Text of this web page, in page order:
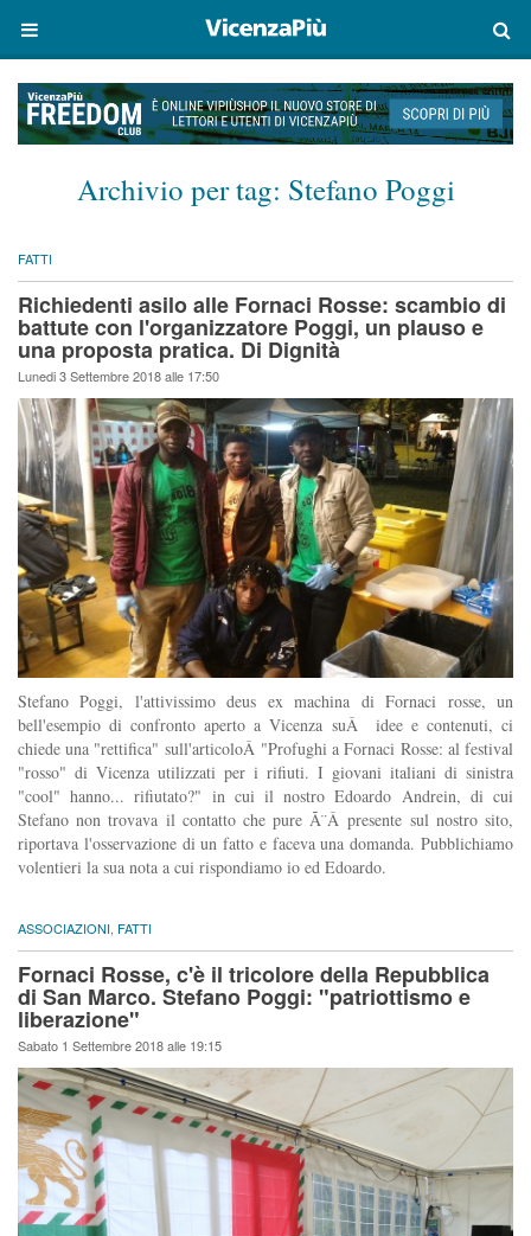
Archivio per tag: Stefano Poggi
FATTI
Richiedenti asilo alle Fornaci Rosse: scambio di
battute con l'organizzatore Poggi, un plauso e
una proposta pratica. Di Dignità
Lunedi 3 Settembre 2018 alle 17:50
Stefano Poggi, l'attivissimo deus ex machina di Fornaci rosse, un
bell'esempio di confronto aperto a Vicenza suÂ idee e contenuti, ci
chiede una "rettifica" sull'articoloÂ "Profughi a Fornaci Rosse: al festival
"rosso" di Vicenza utilizzati per i rifiuti. I giovani italiani di sinistra
"cool" hanno... rifiutato?" in cui il nostro Edoardo Andrein, di cui
Stefano non trovava il contatto che pure Ã¨Â presente sul nostro sito,
riportava l'osservazione di un fatto e faceva una domanda. Pubblichiamo
volentieri la sua nota a cui rispondiamo io ed Edoardo.
ASSOCIAZIONI FATTI
Fornaci Rosse, c'è il tricolore della Repubblica
di San Marco. Stefano Poggi: "patriottismo e
liberazione"
Sabato 1 Settembre 2018 alle 19:15